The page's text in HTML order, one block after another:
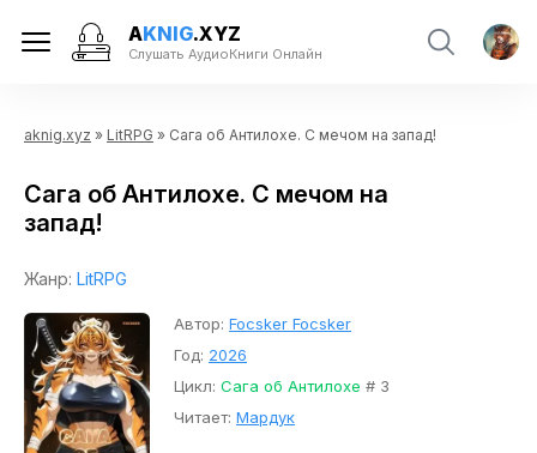
AKNIG.XYZ
Слушать АудиоКниги Онлайн
aknig.xyz » LitRPG » Сага об Антилохе. С мечом на запад!
Сага об Антилохе. С мечом на
запад!
Жанр: LitRPG
Автор: Focsker Focsker
Год: 2026
Цикл: Сага об Антилохе # 3
Читает: Мардук